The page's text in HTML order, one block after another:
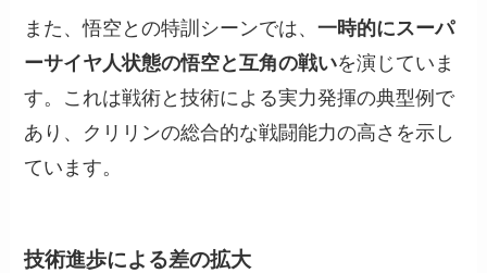
また、悟空との特訓シーンでは、一時的にスーパ
ーサイヤ人状態の悟空と互角の戦いを演じていま
す。これは戦術と技術による実力発揮の典型例で
あり、クリリンの総合的な戦闘能力の高さを示し
ています。
技術進歩による差の拡大